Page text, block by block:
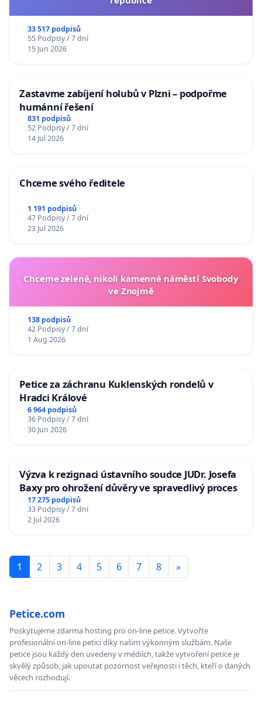
33 517 podpisů
55 Podpisy / 7 dní
15 Jun 2026
Zastavme zabíjení holubů v Plzni – podpořme
humánní řešení
831 podpisů
52 Podpisy / 7 dní
14 Jul 2026
Chceme svého ředitele
1 191 podpisů
47 Podpisy / 7 dní
23 Jul 2026
Chceme zelené, nikoli kamenné náměstí Svobody
ve Znojmě
138 podpisů
42 Podpisy / 7 dní
1 Aug 2026
Petice za záchranu Kuklenských rondelů v
Hradci Králové
6 964 podpisů
36 Podpisy / 7 dní
30 Jun 2026
Výzva k rezignaci ústavního soudce JUDr. Josefa
Baxy pro ohrožení důvěry ve spravedlivý proces
17 275 podpisů
33 Podpisy / 7 dní
2 Jul 2026
1 2 3 4 5 6 7 8 »
Petice.com
Poskytujeme zdarma hosting pro on-line petice. Vytvořte
profesionální on-line petici díky našim výkonným službám. Naše
petice jsou každý den uvedeny v médiích, takže vytvoření petice je
skvělý způsob, jak upoutat pozornost veřejnosti i těch, kteří o daných
věcech rozhodují.